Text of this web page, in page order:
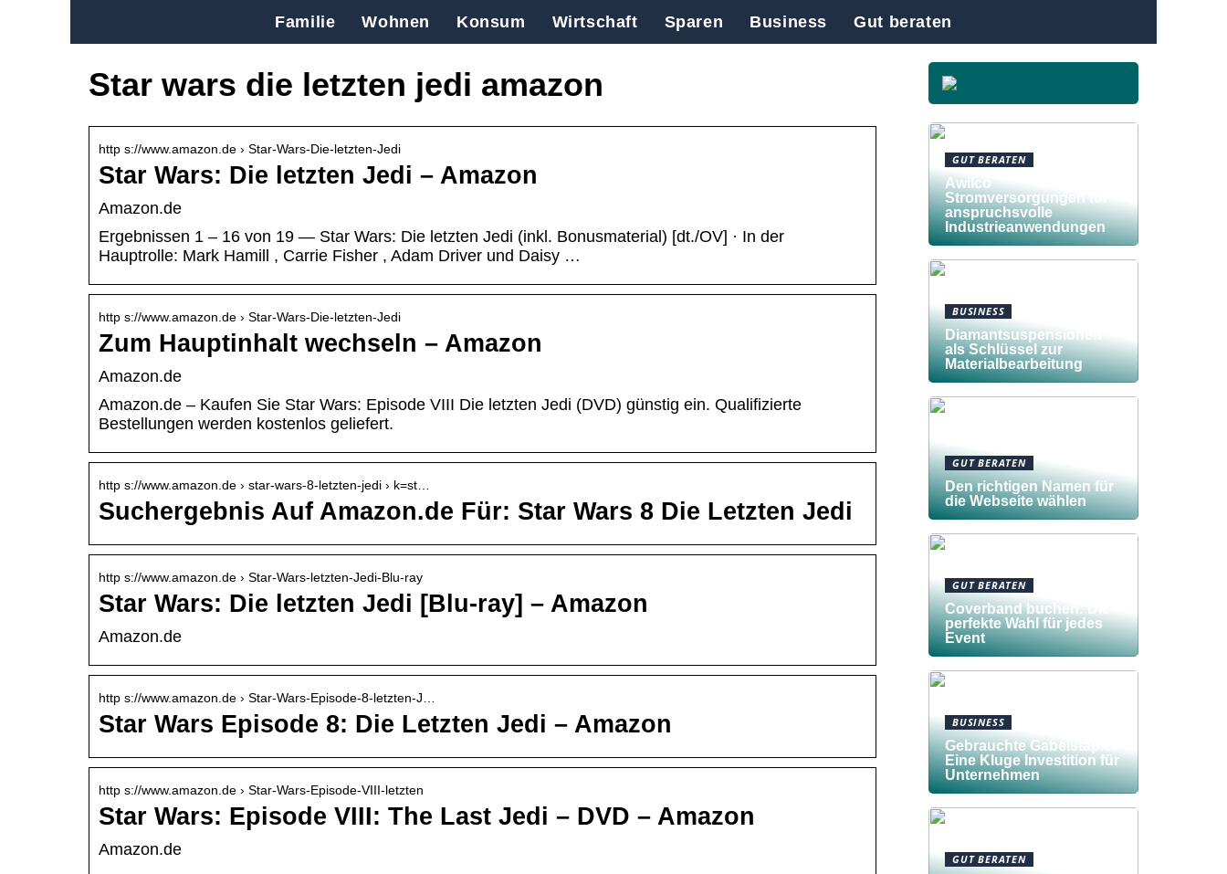
Familie Wohnen Konsum Wirtschaft Sparen Business Gut beraten
Star wars die letzten jedi amazon
http s://www.amazon.de › Star-Wars-Die-letzten-Jedi
Star Wars: Die letzten Jedi – Amazon
Amazon.de
Ergebnissen 1 – 16 von 19 — Star Wars: Die letzten Jedi (inkl. Bonusmaterial) [dt./OV] · In der
Hauptrolle: Mark Hamill , Carrie Fisher , Adam Driver und Daisy …
http s://www.amazon.de › Star-Wars-Die-letzten-Jedi
Zum Hauptinhalt wechseln – Amazon
Amazon.de
Amazon.de – Kaufen Sie Star Wars: Episode VIII Die letzten Jedi (DVD) günstig ein. Qualifizierte
Bestellungen werden kostenlos geliefert.
http s://www.amazon.de › star-wars-8-letzten-jedi › k=st…
Suchergebnis Auf Amazon.de Für: Star Wars 8 Die Letzten Jedi
http s://www.amazon.de › Star-Wars-letzten-Jedi-Blu-ray
Star Wars: Die letzten Jedi [Blu-ray] – Amazon
Amazon.de
http s://www.amazon.de › Star-Wars-Episode-8-letzten-J…
Star Wars Episode 8: Die Letzten Jedi – Amazon
http s://www.amazon.de › Star-Wars-Episode-VIII-letzten
Star Wars: Episode VIII: The Last Jedi – DVD – Amazon
Amazon.de
GUT BERATEN
Awilco
Stromversorgungen für
anspruchsvolle
Industrieanwendungen
BUSINESS
Diamantsuspensionen
als Schlüssel zur
Materialbearbeitung
GUT BERATEN
Den richtigen Namen für
die Webseite wählen
GUT BERATEN
Coverband buchen: Die
perfekte Wahl für jedes
Event
BUSINESS
Gebrauchte Gabelstapler:
Eine Kluge Investition für
Unternehmen
GUT BERATEN